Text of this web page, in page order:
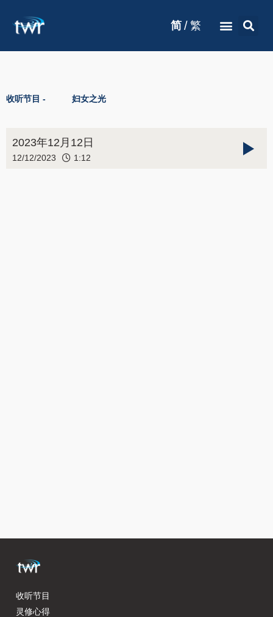
简 / 繁
收听节目 - 妇女之光
2023年12月12日
12/12/2023 1:12
收听节目
灵修心得